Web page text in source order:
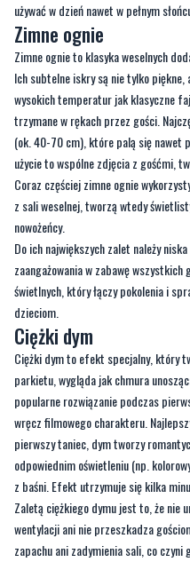
używać w dzień nawet w pełnym
Zimne ognie
Zimne ognie to klasyka weselnych
Ich subtelne iskry są nie tylko
wysokich temperatur jak klasyczne
trzymane w rękach przez gości.
(ok. 40-70 cm), które palą się nawet
użycie to wspólne zdjęcia z gośćmi,
Coraz częściej zimne ognie
z sali weselnej, tworzą wtedy
nowożeńcy.
Do ich największych zalet należy
zaangażowania w zabawę
świetlnych, który łączy pokolenia i
dzieciom.
Ciężki dym
Ciężki dym to efekt specjalny, który
parkietu, wygląda jak chmura
popularne rozwiązanie podczas
wręcz filmowego charakteru.
pierwszy taniec, dym tworzy
odpowiednim oświetleniu (np.
z baśni. Efekt utrzymuje się kilka
Zaletą ciężkiego dymu jest to, że nie
wentylacji ani nie przeszkadza
zapachu ani zadymienia sali, co